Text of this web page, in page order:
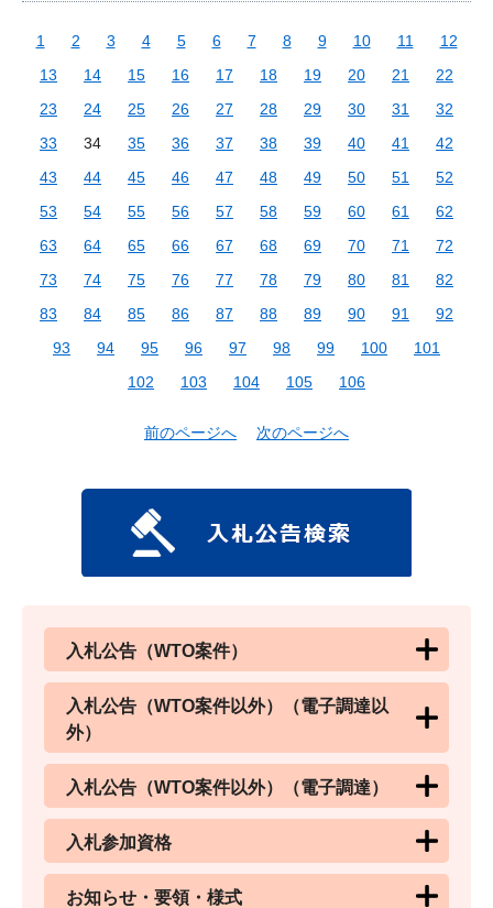
1 2 3 4 5 6 7 8 9 10 11
12
13
14 15 16 17 18 19 20 21
22
23
24 25 26 27 28 29 30 31
32
33
34 35 36 37 38 39 40 41
42
43
44 45 46 47 48 49 50 51
52
53
54 55 56 57 58 59 60 61
62
63
64 65 66 67 68 69 70 71
72
73
74 75 76 77 78 79 80 81
82
83
84 85 86 87 88 89 90 91
92
93
94 95 96 97 98 99 100
101
102
103 104 105 106
前のページへ 次のページへ
入札公告（WTO案件）
入札公告（WTO案件以外）（電子調達以
外）
入札公告（WTO案件以外）（電子調達）
入札参加資格
お知らせ・要領・様式